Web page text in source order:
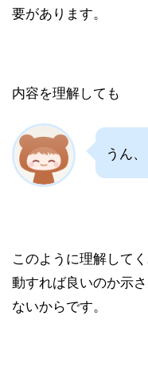
要があります。
内容を理解しても
うん
このように理解して
動すれば良いのか示
ないからです。